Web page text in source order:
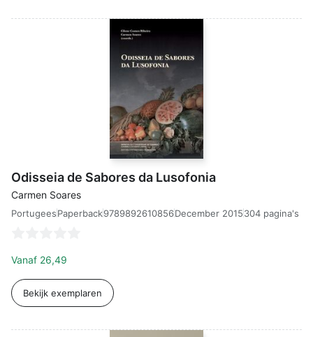
Odisseia de Sabores da Lusofonia
Carmen Soares
PortugeesPaperback9789892610856December 2015304 pagina's
Vanaf 26,49
Bekijk exemplaren